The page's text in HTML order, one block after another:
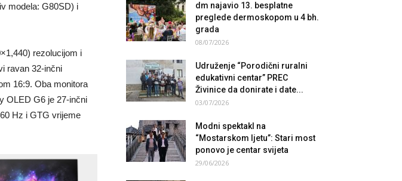
modela: G80SD) i
rezolucijom i
ravan 32-inčni
16:9. Oba monitora
OLED G6 je 27-inčni
Hz i GTG vrijeme
dm najavio 13. besplatne
preglede dermoskopom u 4 bh.
grada
08/07/2026
Udruženje “Porodični ruralni
edukativni centar” PREC
Živinice da donirate i date...
03/07/2026
Modni spektakl na
“Mostarskom ljetu”: Stari most
ponovo je centar svijeta
29/06/2026